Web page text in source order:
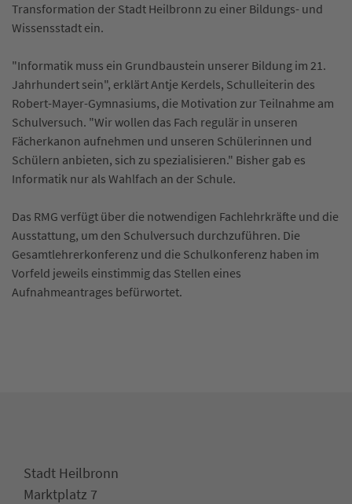
Transformation der Stadt Heilbronn zu einer Bildungs- und
Wissensstadt ein.
"Informatik muss ein Grundbaustein unserer Bildung im 21.
Jahrhundert sein", erklärt Antje Kerdels, Schulleiterin des
Robert-Mayer-Gymnasiums, die Motivation zur Teilnahme am
Schulversuch. "Wir wollen das Fach regulär in unseren
Fächerkanon aufnehmen und unseren Schülerinnen und
Schülern anbieten, sich zu spezialisieren." Bisher gab es
Informatik nur als Wahlfach an der Schule.
Das RMG verfügt über die notwendigen Fachlehrkräfte und die
Ausstattung, um den Schulversuch durchzuführen. Die
Gesamtlehrerkonferenz und die Schulkonferenz haben im
Vorfeld jeweils einstimmig das Stellen eines
Aufnahmeantrages befürwortet.
Stadt Heilbronn
Marktplatz 7